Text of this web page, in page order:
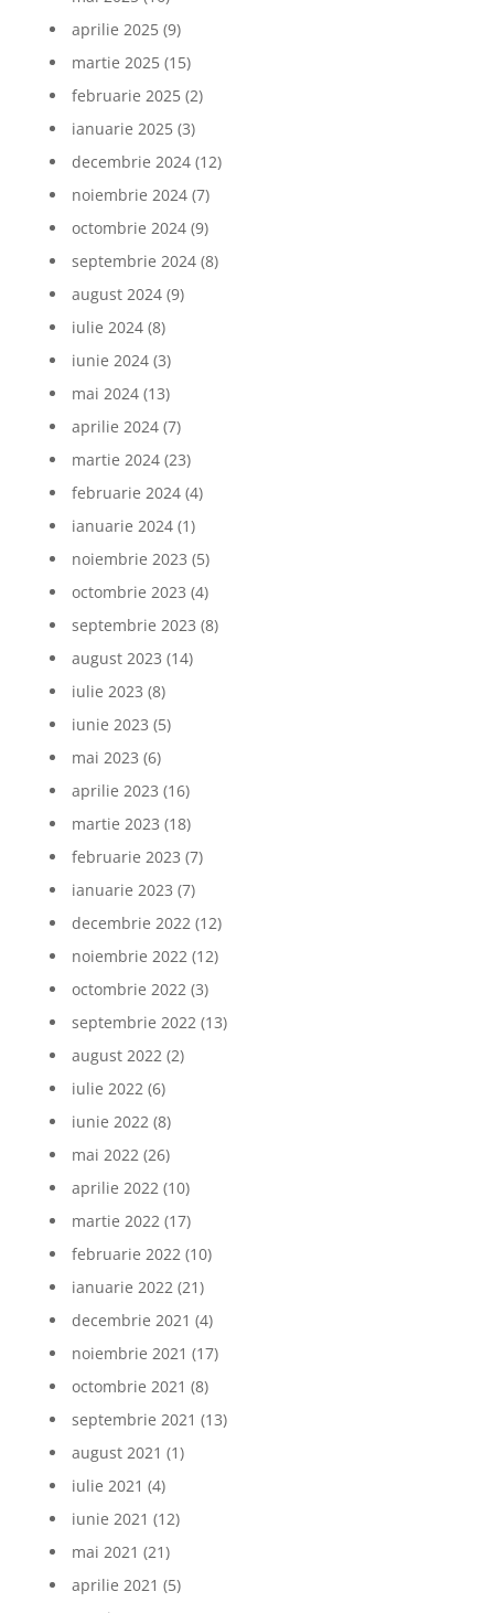
aprilie 2025(9)
martie 2025(15)
februarie 2025(2)
ianuarie 2025(3)
decembrie 2024(12)
noiembrie 2024(7)
octombrie 2024(9)
septembrie 2024(8)
august 2024(9)
iulie 2024(8)
iunie 2024(3)
mai 2024(13)
aprilie 2024(7)
martie 2024(23)
februarie 2024(4)
ianuarie 2024(1)
noiembrie 2023 (5)
octombrie 2023 (4)
septembrie 2023 (8)
august 2023 (14)
iulie 2023 (8)
iunie 2023 (5)
mai 2023 (6)
aprilie 2023 (16)
martie 2023 (18)
februarie 2023 (7)
ianuarie 2023 (7)
decembrie 2022(12)
noiembrie 2022(12)
octombrie 2022(3)
septembrie 2022(13)
august 2022(2)
iulie 2022(6)
iunie 2022(8)
mai 2022(26)
aprilie 2022(10)
martie 2022(17)
februarie 2022(10)
ianuarie 2022(21)
decembrie 2021 (4)
noiembrie 2021 (17)
octombrie 2021 (8)
septembrie 2021 (13)
august 2021 (1)
iulie 2021 (4)
iunie 2021 (12)
mai 2021 (21)
aprilie 2021 (5)